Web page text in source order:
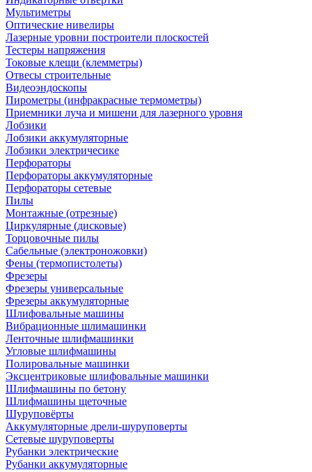
Мультиметры
Оптические нивелиры
Лазерные уровни построители плоскостей
Тестеры напряжения
Токовые клещи (клемметры)
Отвесы строительные
Видеоэндоскопы
Пирометры (инфракрасные термометры)
Приемники луча и мишени для лазерного уровня
Лобзики
Лобзики аккумуляторные
Лобзики электричесике
Перфораторы
Перфораторы аккумуляторные
Перфораторы сетевые
Пилы
Монтажные (отрезные)
Циркулярные (дисковые)
Торцовочные пилы
Сабельные (электроножовки)
Фены (термопистолеты)
Фрезеры
Фрезеры универсальные
Фрезеры аккумуляторные
Шлифовальные машины
Вибрационные шлимашинки
Ленточные шлифмашинки
Угловые шлифмашины
Полировальные машинки
Эксцентриковые шлифовальные машинки
Шлифмашины по бетону
Шлифмашины щеточные
Шуруповёрты
Аккумуляторные дрели-шуруповерты
Сетевые шуруповерты
Рубанки электрические
Рубанки аккумуляторные